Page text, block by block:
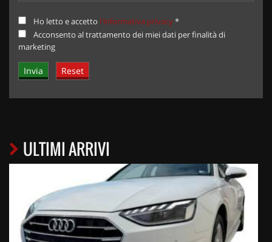
Ho letto e accetto l'informativa privacy*
Acconsento al trattamento dei miei dati per finalità di
marketing
ULTIMI ARRIVI